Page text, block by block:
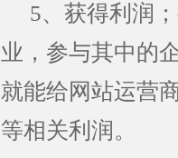
5、获得利润
业，参与其中的
就能给网站运营
等相关利润。